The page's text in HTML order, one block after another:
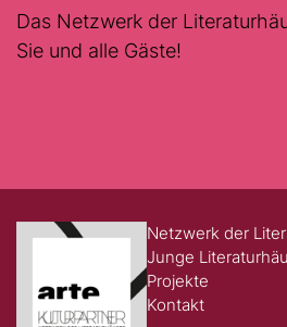
Das Netzwerk der
Sie und alle Gäste!
Netzwerk der
Junge
Projekte
Kontakt